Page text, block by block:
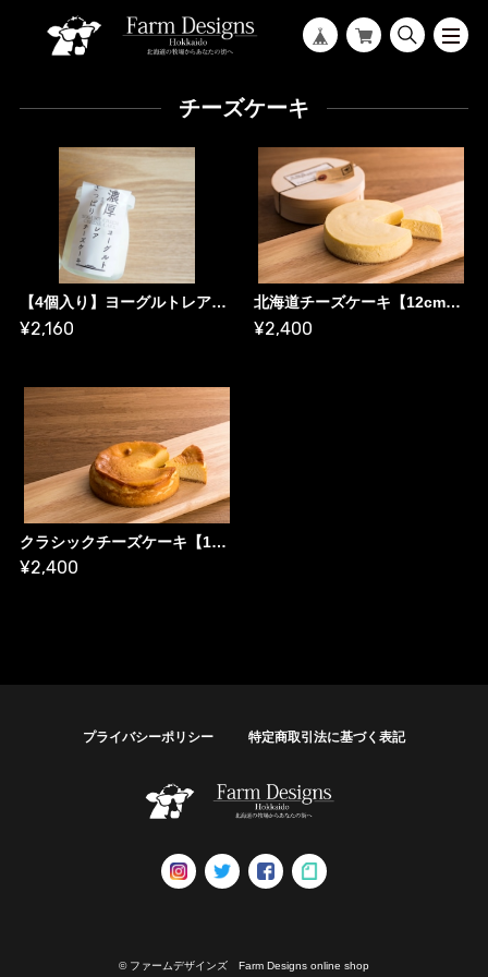
チーズケーキ
【4個入り】ヨーグルトレアチーズケーキセット<<アレルギー:乳成分>>
¥2,160
北海道チーズケーキ【12cmホール】<<アレルギー乳成分・小麦・卵>>
¥2,400
クラシックチーズケーキ【12cmホール】<<アレルギー乳成分・小麦・卵>>
¥2,400
プライバシーポリシー 特定商取引法に基づく表記
© ファームデザインズ Farm Designs online shop